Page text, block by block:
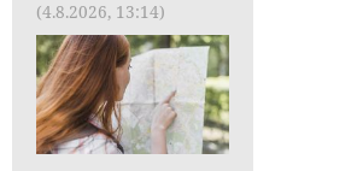
(4.8.2026, 13:14)